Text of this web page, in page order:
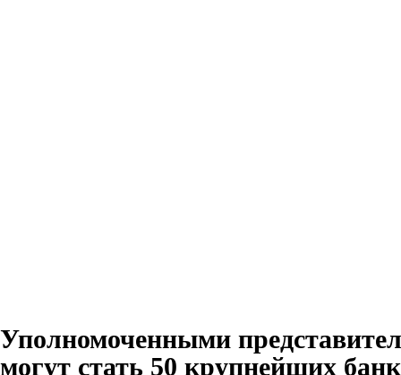
Уполномоченными
могут стать 50 крупнейших